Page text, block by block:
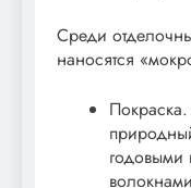
Среди
наносятся
годовыми